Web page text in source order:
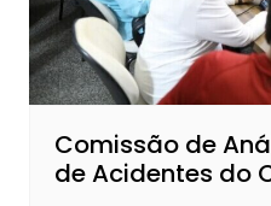
Comissão de
de Acidentes do